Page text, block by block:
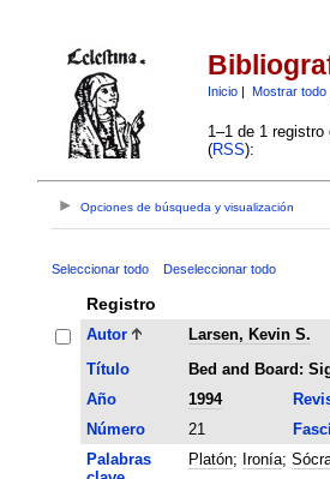
Inicio| Mostrar todo
1–1 de 1
(RSS):
Opciones de búsqueda y visualización
Seleccionar todo Deseleccionar todo
Registro
Autor
Larsen, Kevin S.
Título
Bed and Board:
Año
1994
Número
21
Palabras
Platón; Ironía;